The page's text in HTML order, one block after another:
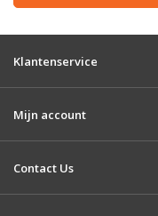
Klantenservice
Mijn account
Contact Us